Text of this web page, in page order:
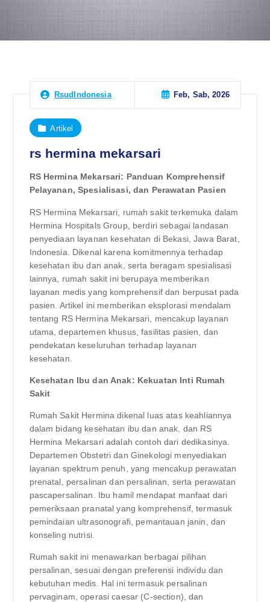
RsudIndonesia Feb, Sab, 2026
Artikel
rs hermina mekarsari
RS Hermina Mekarsari: Panduan Komprehensif
Pelayanan, Spesialisasi, dan Perawatan Pasien
RS Hermina Mekarsari, rumah sakit terkemuka dalam
Hermina Hospitals Group, berdiri sebagai landasan
penyediaan layanan kesehatan di Bekasi, Jawa Barat,
Indonesia. Dikenal karena komitmennya terhadap
kesehatan ibu dan anak, serta beragam spesialisasi
lainnya, rumah sakit ini berupaya memberikan
layanan medis yang komprehensif dan berpusat pada
pasien. Artikel ini memberikan eksplorasi mendalam
tentang RS Hermina Mekarsari, mencakup layanan
utama, departemen khusus, fasilitas pasien, dan
pendekatan keseluruhan terhadap layanan
kesehatan.
Kesehatan Ibu dan Anak: Kekuatan Inti Rumah
Sakit
Rumah Sakit Hermina dikenal luas atas keahliannya
dalam bidang kesehatan ibu dan anak, dan RS
Hermina Mekarsari adalah contoh dari dedikasinya.
Departemen Obstetri dan Ginekologi menyediakan
layanan spektrum penuh, yang mencakup perawatan
prenatal, persalinan dan persalinan, serta perawatan
pascapersalinan. Ibu hamil mendapat manfaat dari
pemeriksaan pranatal yang komprehensif, termasuk
pemindaian ultrasonografi, pemantauan janin, dan
konseling nutrisi.
Rumah sakit ini menawarkan berbagai pilihan
persalinan, sesuai dengan preferensi individu dan
kebutuhan medis. Hal ini termasuk persalinan
pervaginam, operasi caesar (C-section), dan